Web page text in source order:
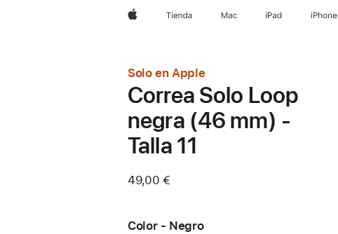
AppleTienda Mac iPad iPhone
Solo en Apple
Correa Solo Loop
negra (46 mm) -
Talla 11
49,00 €
Color - Negro